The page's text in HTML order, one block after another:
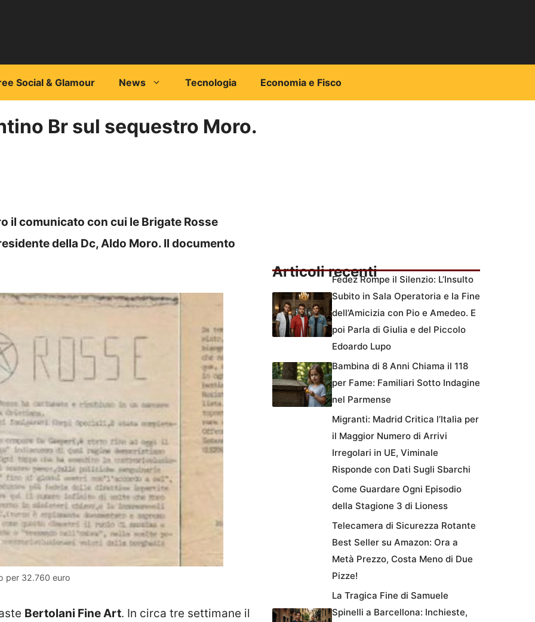
Social & Glamour News Tecnologia Economia e Fisco
Br sul sequestro Moro.
il comunicato con cui le Brigate Rosse
della Dc, Aldo Moro. Il documento
per 32.760 euro
Bertolani Fine Art. In circa tre settimane il
Articoli recentiFedez Rompe il Silenzio: L’Insulto
Subito in Sala Operatoria e la Fine
dell’Amicizia con Pio e Amedeo. E
poi Parla di Giulia e del Piccolo
Edoardo Lupo
Bambina di 8 Anni Chiama il 118
per Fame: Familiari Sotto Indagine
nel Parmense
Migranti: Madrid Critica l’Italia per
il Maggior Numero di Arrivi
Irregolari in UE, Viminale
Risponde con Dati Sugli Sbarchi
Come Guardare Ogni Episodio
della Stagione 3 di Lioness
Telecamera di Sicurezza Rotante
Best Seller su Amazon: Ora a
Metà Prezzo, Costa Meno di Due
Pizze!
La Tragica Fine di Samuele
Spinelli a Barcellona: Inchieste,